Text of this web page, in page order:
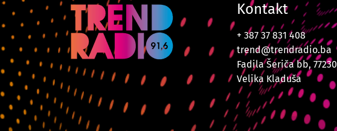
Kontakt
+ 387 37 831 408
trend@trendradio.ba
Fadila Šeriča bb, 77230
Velika Kladuša